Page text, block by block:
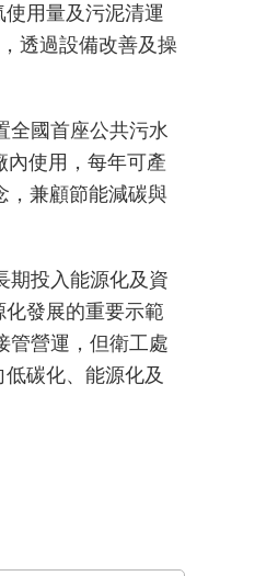
用量及污泥清運
透過設備改善及操
全國首座公共污水
內使用，每年可產
，兼顧節能減碳與
期投入能源化及資
發展的重要示範
管營運，但衛工處
碳化、能源化及